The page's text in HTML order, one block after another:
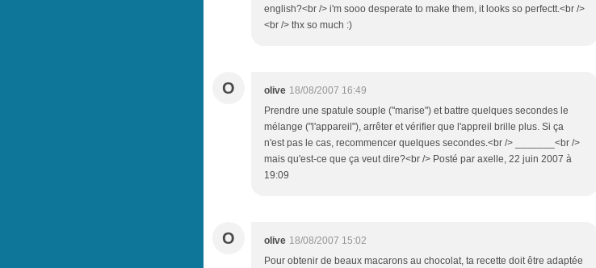
english?<br /> i'm sooo desperate to make them, it looks so perfectt.<br />
<br /> thx so much :)
O olive 18/08/2007 16:49
Prendre une spatule souple ("marise") et battre quelques secondes le
mélange ("l'appareil"), arrêter et vérifier que l'appreil brille plus. Si ça
n'est pas le cas, recommencer quelques secondes.<br /> _______<br />
mais qu'est-ce que ça veut dire?<br /> Posté par axelle, 22 juin 2007 à
19:09
O olive 18/08/2007 15:02
Pour obtenir de beaux macarons au chocolat, ta recette doit être adaptée